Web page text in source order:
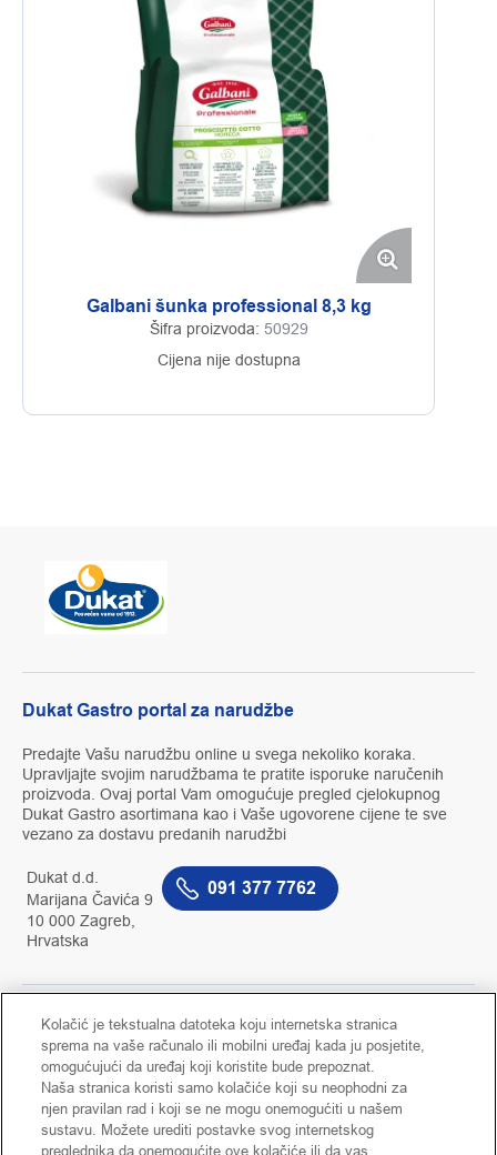
Galbani šunka professional 8,3 kg
Šifra proizvoda: 50929
Cijena nije dostupna
Dukat Gastro portal za narudžbe
Predajte Vašu narudžbu online u svega nekoliko koraka.
Upravljajte svojim narudžbama te pratite isporuke naručenih
proizvoda. Ovaj portal Vam omogućuje pregled cjelokupnog
Dukat Gastro asortimana kao i Vaše ugovorene cijene te sve
vezano za dostavu predanih narudžbi
Dukat d.d.
Marijana Čavića 9
10 000 Zagreb,
Hrvatska
091 377 7762
O nama
Kontakt
Moj račun
Kolačić je tekstualna datoteka koju internetska stranica
sprema na vaše računalo ili mobilni uređaj kada ju posjetite,
omogućujući da uređaj koji koristite bude prepoznat.
Naša stranica koristi samo kolačiće koji su neophodni za
njen pravilan rad i koji se ne mogu onemogućiti u našem
sustavu. Možete urediti postavke svog internetskog
preglednika da onemogućite ove kolačiće ili da vas